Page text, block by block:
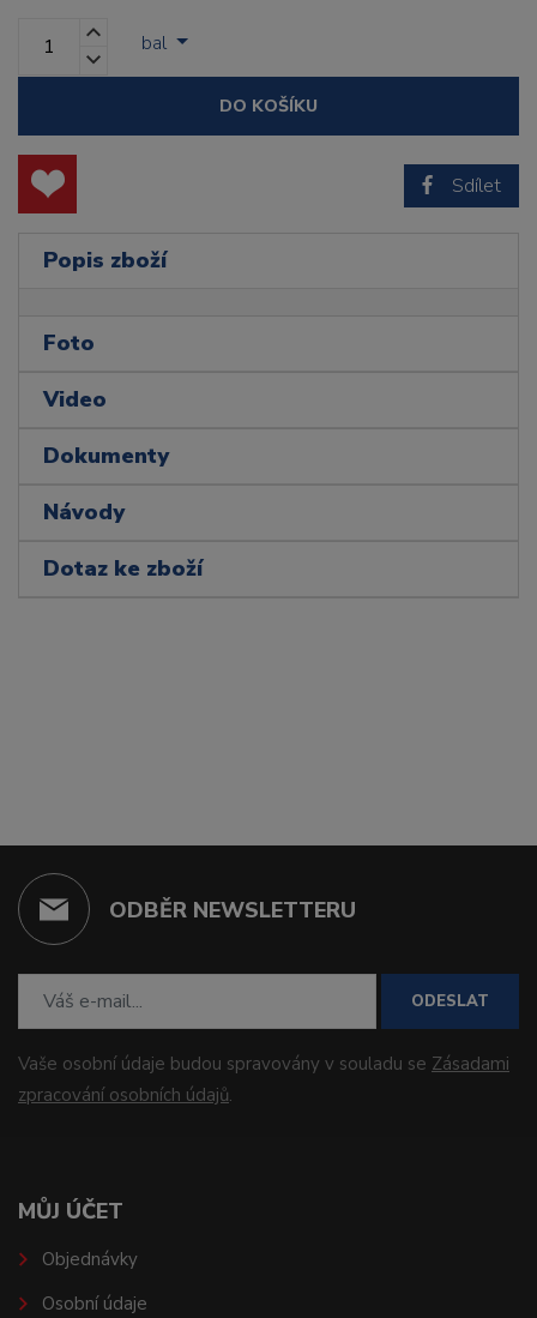
bal
DO KOŠÍKU
Sdílet
Popis zboží
Foto
Video
Dokumenty
Návody
Dotaz ke zboží
ODBĚR NEWSLETTERU
ODESLAT
Vaše osobní údaje budou spravovány v souladu se Zásadami
zpracování osobních údajů.
MŮJ ÚČET
Objednávky
Osobní údaje